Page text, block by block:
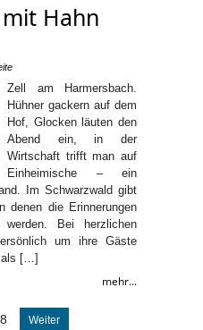
Hahn
Zell am Harmersbach.
Hühner gackern auf dem
Hof, Glocken läuten den
Abend ein, in der
Wirtschaft trifft man auf
Einheimische – ein
Im Schwarzwald gibt
denen die Erinnerungen
Bei herzlichen
um ihre Gäste
als […]
mehr...
Weiter